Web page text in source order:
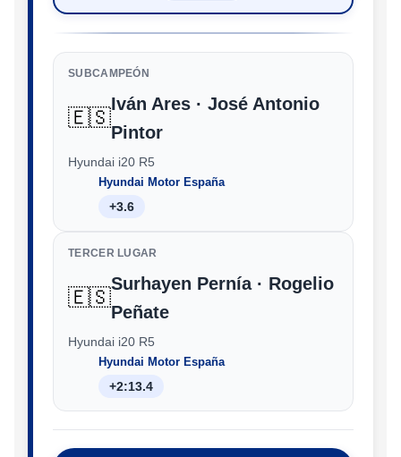
SUBCAMPEÓN
🇪🇸
Iván Ares · José Antonio
Pintor
Hyundai i20 R5
Hyundai Motor España
+3.6
TERCER LUGAR
🇪🇸
Surhayen Pernía · Rogelio
Peñate
Hyundai i20 R5
Hyundai Motor España
+2:13.4